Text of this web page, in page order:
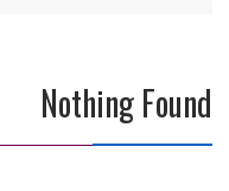
Nothing Found